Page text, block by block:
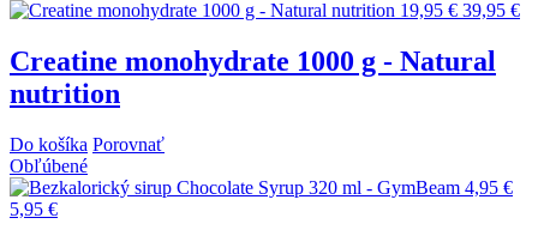
19,95 € 39,95 €
Creatine monohydrate 1000 g - Natural
nutrition
Do košíka Porovnať
Obľúbené
4,95 €
5,95 €